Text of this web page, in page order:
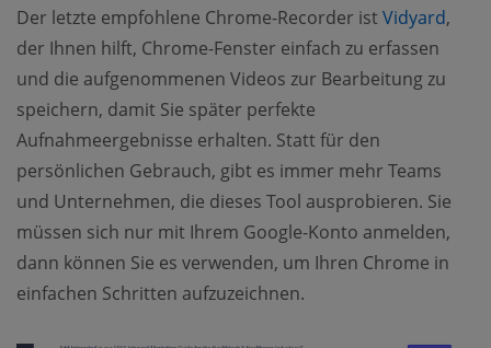
Der letzte empfohlene Chrome-Recorder ist Vidyard,
der Ihnen hilft, Chrome-Fenster einfach zu erfassen
und die aufgenommenen Videos zur Bearbeitung zu
speichern, damit Sie später perfekte
Aufnahmeergebnisse erhalten. Statt für den
persönlichen Gebrauch, gibt es immer mehr Teams
und Unternehmen, die dieses Tool ausprobieren. Sie
müssen sich nur mit Ihrem Google-Konto anmelden,
dann können Sie es verwenden, um Ihren Chrome in
einfachen Schritten aufzuzeichnen.